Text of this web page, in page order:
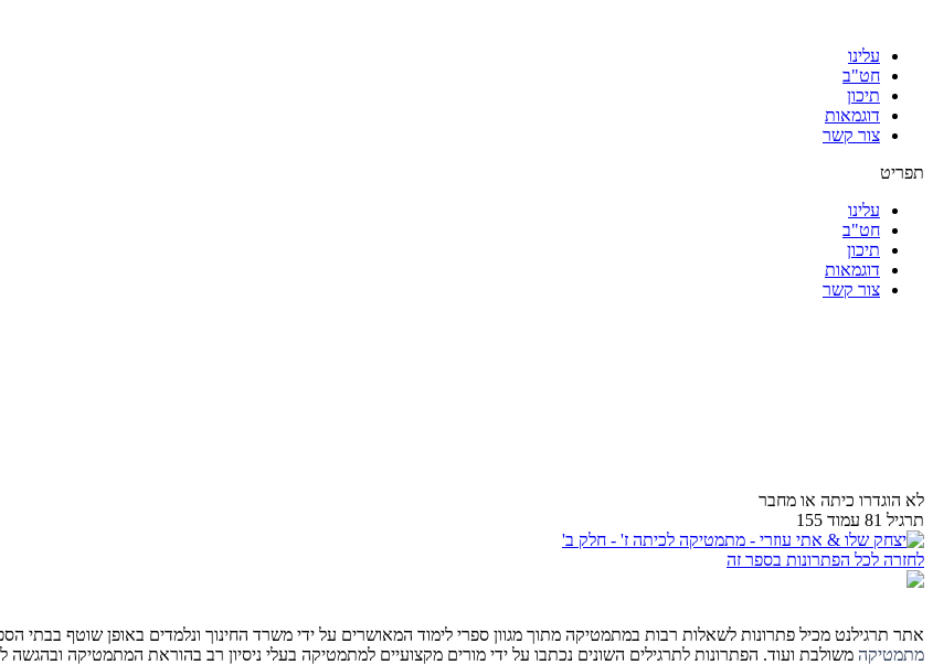
עלינו
חט"ב
תיכון
דוגמאות
צור קשר
תפריט
עלינו
חט"ב
תיכון
דוגמאות
צור קשר
לא הוגדרו כיתה או מחבר
תרגיל 81 עמוד 155
לחזרה לכל הפתרונות בספר זה
אתר תרגילנט מכיל פתרונות לשאלות רבות במתמטיקה מתוך מגוון ספרי לימוד המאושרים על ידי משרד החינוך ונלמדים באופן שוטף בבתי הספר
מתמטיקה משולבת ועוד. הפתרונות לתרגילים השונים נכתבו על ידי מורים מקצועיים למתמטיקה בעלי ניסיון רב בהוראת המתמטיקה